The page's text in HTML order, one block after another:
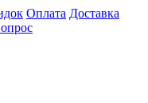
Оплата Доставка